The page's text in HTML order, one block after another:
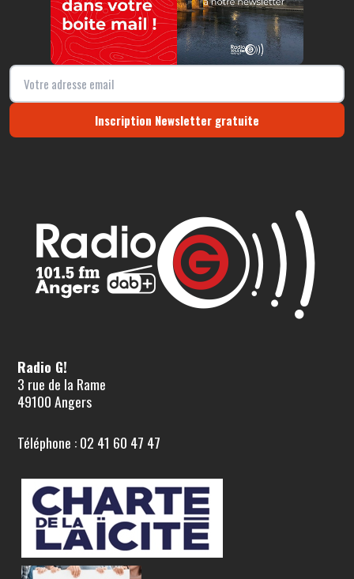
Inscription Newsletter gratuite
Radio G!
3 rue de la Rame
49100 Angers
Téléphone : 02 41 60 47 47